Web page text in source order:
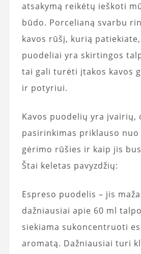
atsakymą reikėtų ieškoti
būdo. Porcelianą svarbu
kavos rūšį, kurią
puodeliai yra skirtingos
tai gali turėti įtakos kavos
ir potyriui.
Kavos puodelių yra įvairių,
pasirinkimas priklauso
gėrimo rūšies ir kaip jis
Štai keletas pavyzdžių:
Espreso puodelis – jis
dažniausiai apie 60 ml
siekiama sukoncentruoti
aromatą. Dažniausiai turi